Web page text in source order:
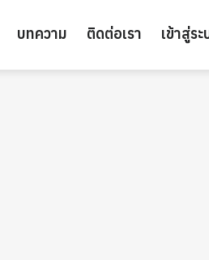
บทความ ติดต่อเรา เข้าสู่ร